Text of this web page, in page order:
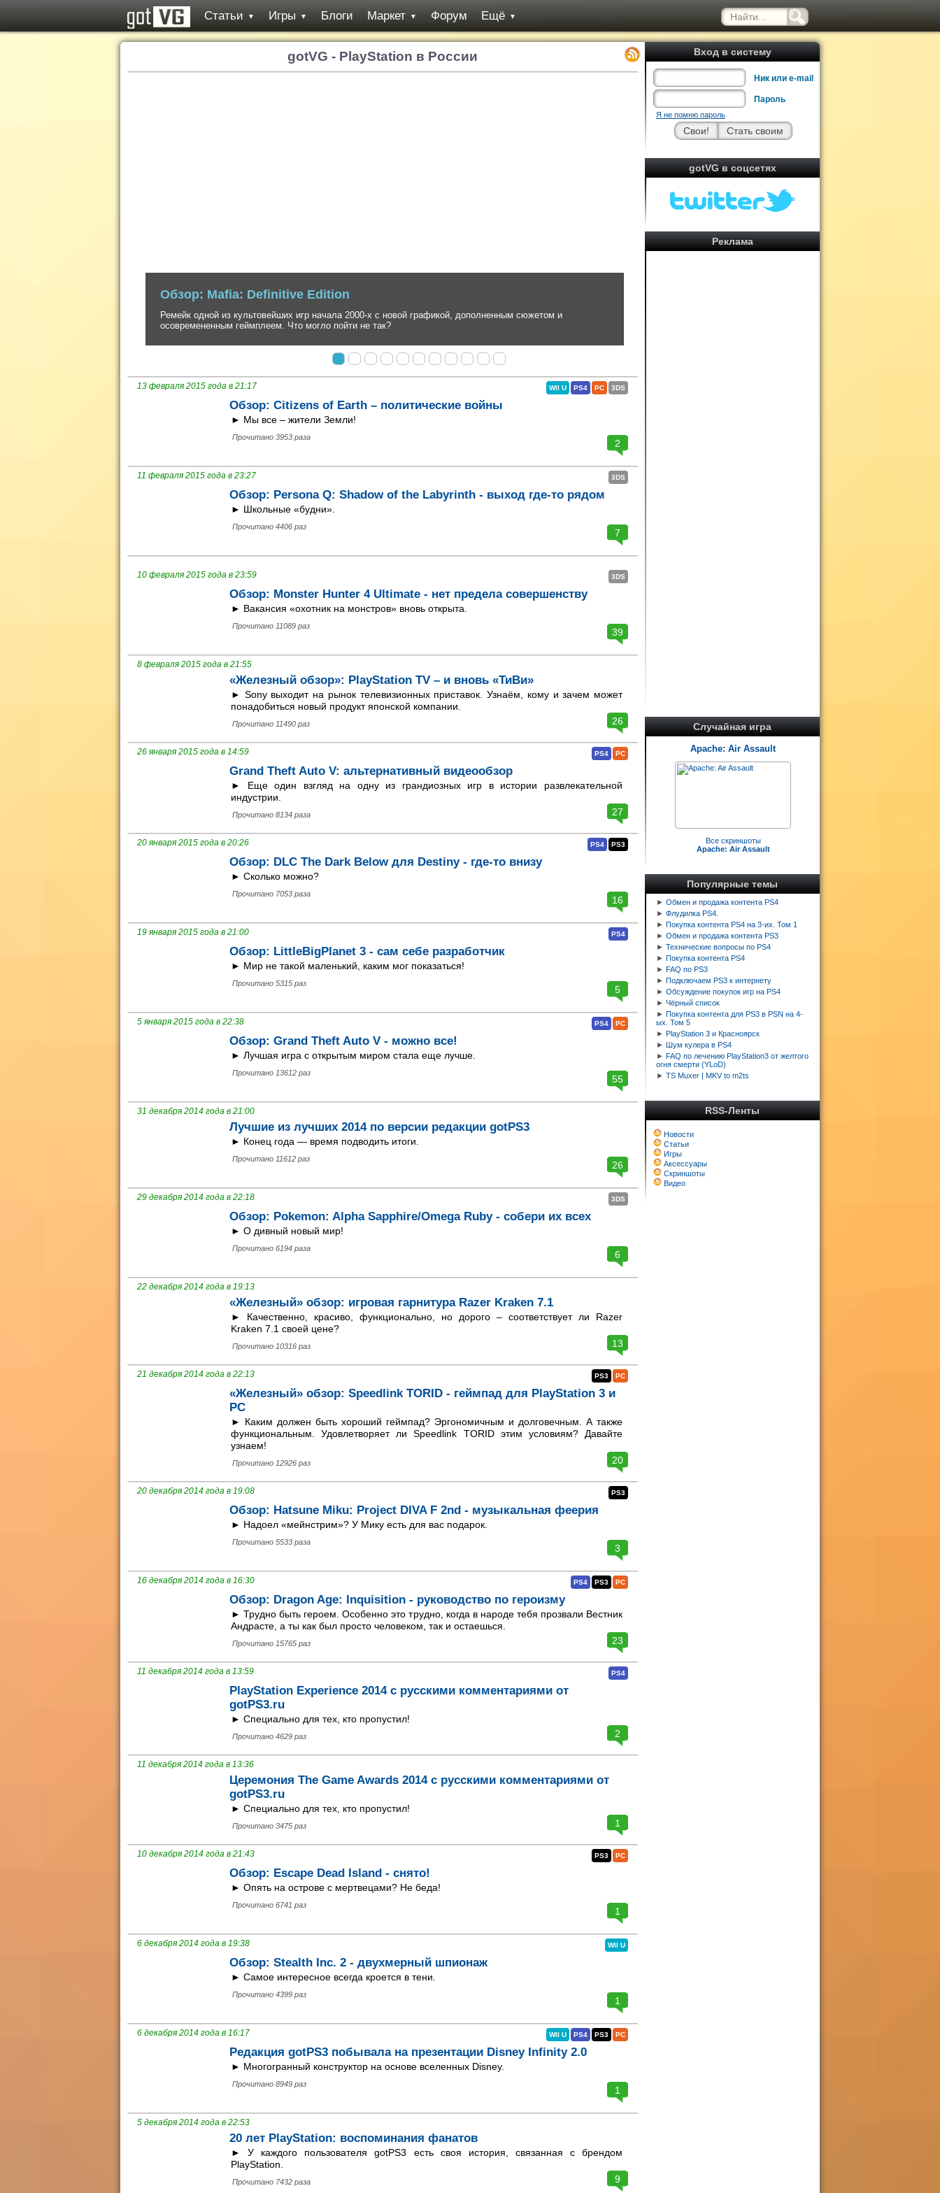
Статьи ▼ Игры ▼ Блоги Маркет ▼ Форум Ещё ▼
Вход в систему
Ник или e-mail
Пароль
Я не помню пароль
gotVG в соцсетях
Реклама
Случайная игра
Apache: Air Assault
Все скриншоты
Apache: Air Assault
Популярные темы
► Обмен и продажа контента PS4
► Флудилка PS4.
► Покупка контента PS4 на 3-их. Том 1
► Обмен и продажа контента PS3
► Технические вопросы по PS4
► Покупка контента PS4
► FAQ по PS3
► Подключаем PS3 к интернету
► Обсуждение покупок игр на PS4
► Чёрный список
► Покупка контента для PS3 в PSN на 4-
ых. Том 5
► PlayStation 3 и Красноярск
► Шум кулера в PS4
► FAQ по лечению PlayStation3 от желтого
огня смерти (YLoD)
► TS Muxer | MKV to m2ts
RSS-Ленты
Новости
Статьи
Игры
Аксессуары
Скриншоты
Видео
gotVG - PlayStation в России
Обзор: Ghost of Tsushima
Невероятно стильный, но до безобразия вторичный экшен в антураже феодальной Японии от
создателей серии inFamous.
13 февраля 2015 года в 21:17 3DS
PC
PS4
WII U
Обзор: Citizens of Earth – политические войны
► Мы все – жители Земли!
Прочитано 3953 раза
2
11 февраля 2015 года в 23:27 3DS
Обзор: Persona Q: Shadow of the Labyrinth - выход где-то рядом
► Школьные «будни».
Прочитано 4406 раз
7
10 февраля 2015 года в 23:59 3DS
Обзор: Monster Hunter 4 Ultimate - нет предела совершенству
► Вакансия «охотник на монстров» вновь открыта.
Прочитано 11089 раз
39
8 февраля 2015 года в 21:55
«Железный обзор»: PlayStation TV – и вновь «ТиВи»
► Sony выходит на рынок телевизионных приставок. Узнаём, кому и зачем может
понадобиться новый продукт японской компании.
Прочитано 11490 раз 26
26 января 2015 года в 14:59 PC
PS4
Grand Theft Auto V: альтернативный видеообзор
► Еще один взгляд на одну из грандиозных игр в истории развлекательной
индустрии.
Прочитано 8134 раза 27
20 января 2015 года в 20:26 PS3
PS4
Обзор: DLC The Dark Below для Destiny - где-то внизу
► Сколько можно?
Прочитано 7053 раза
16
19 января 2015 года в 21:00 PS4
Обзор: LittleBigPlanet 3 - сам себе разработчик
► Мир не такой маленький, каким мог показаться!
Прочитано 5315 раз
5
5 января 2015 года в 22:38 PC
PS4
Обзор: Grand Theft Auto V - можно все!
► Лучшая игра с открытым миром стала еще лучше.
Прочитано 13612 раз
55
31 декабря 2014 года в 21:00
Лучшие из лучших 2014 по версии редакции gotPS3
► Конец года — время подводить итоги.
Прочитано 11612 раз
26
29 декабря 2014 года в 22:18 3DS
Обзор: Pokemon: Alpha Sapphire/Omega Ruby - собери их всех
► О дивный новый мир!
Прочитано 6194 раза
6
22 декабря 2014 года в 19:13
«Железный» обзор: игровая гарнитура Razer Kraken 7.1
► Качественно, красиво, функционально, но дорого – соответствует ли Razer
Kraken 7.1 своей цене?
Прочитано 10316 раз 13
21 декабря 2014 года в 22:13 PC
PS3
«Железный» обзор: Speedlink TORID - геймпад для PlayStation 3 и
PC
► Каким должен быть хороший геймпад? Эргономичным и долговечным. А также
функциональным. Удовлетворяет ли Speedlink TORID этим условиям? Давайте
узнаем!
Прочитано 12926 раз 20
20 декабря 2014 года в 19:08 PS3
Обзор: Hatsune Miku: Project DIVA F 2nd - музыкальная феерия
► Надоел «мейнстрим»? У Мику есть для вас подарок.
Прочитано 5533 раза
3
16 декабря 2014 года в 16:30 PC
PS3
PS4
Обзор: Dragon Age: Inquisition - руководство по героизму
► Трудно быть героем. Особенно это трудно, когда в народе тебя прозвали Вестник
Андрасте, а ты как был просто человеком, так и остаешься.
Прочитано 15765 раз 23
11 декабря 2014 года в 13:59 PS4
PlayStation Experience 2014 с русскими комментариями от
gotPS3.ru
► Специально для тех, кто пропустил!
Прочитано 4629 раз 2
11 декабря 2014 года в 13:36
Церемония The Game Awards 2014 с русскими комментариями от
gotPS3.ru
► Специально для тех, кто пропустил!
Прочитано 3475 раз 1
10 декабря 2014 года в 21:43 PC
PS3
Обзор: Escape Dead Island - снято!
► Опять на острове с мертвецами? Не беда!
Прочитано 6741 раз
1
6 декабря 2014 года в 19:38 WII U
Обзор: Stealth Inc. 2 - двухмерный шпионаж
► Самое интересное всегда кроется в тени.
Прочитано 4399 раз
1
6 декабря 2014 года в 16:17 PC
PS3
PS4
WII U
Редакция gotPS3 побывала на презентации Disney Infinity 2.0
► Многогранный конструктор на основе вселенных Disney.
Прочитано 8949 раз
1
5 декабря 2014 года в 22:53
20 лет PlayStation: воспоминания фанатов
► У каждого пользователя gotPS3 есть своя история, связанная с брендом
PlayStation.
Прочитано 7432 раза 9